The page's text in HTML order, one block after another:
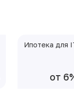
Ипотека для
от